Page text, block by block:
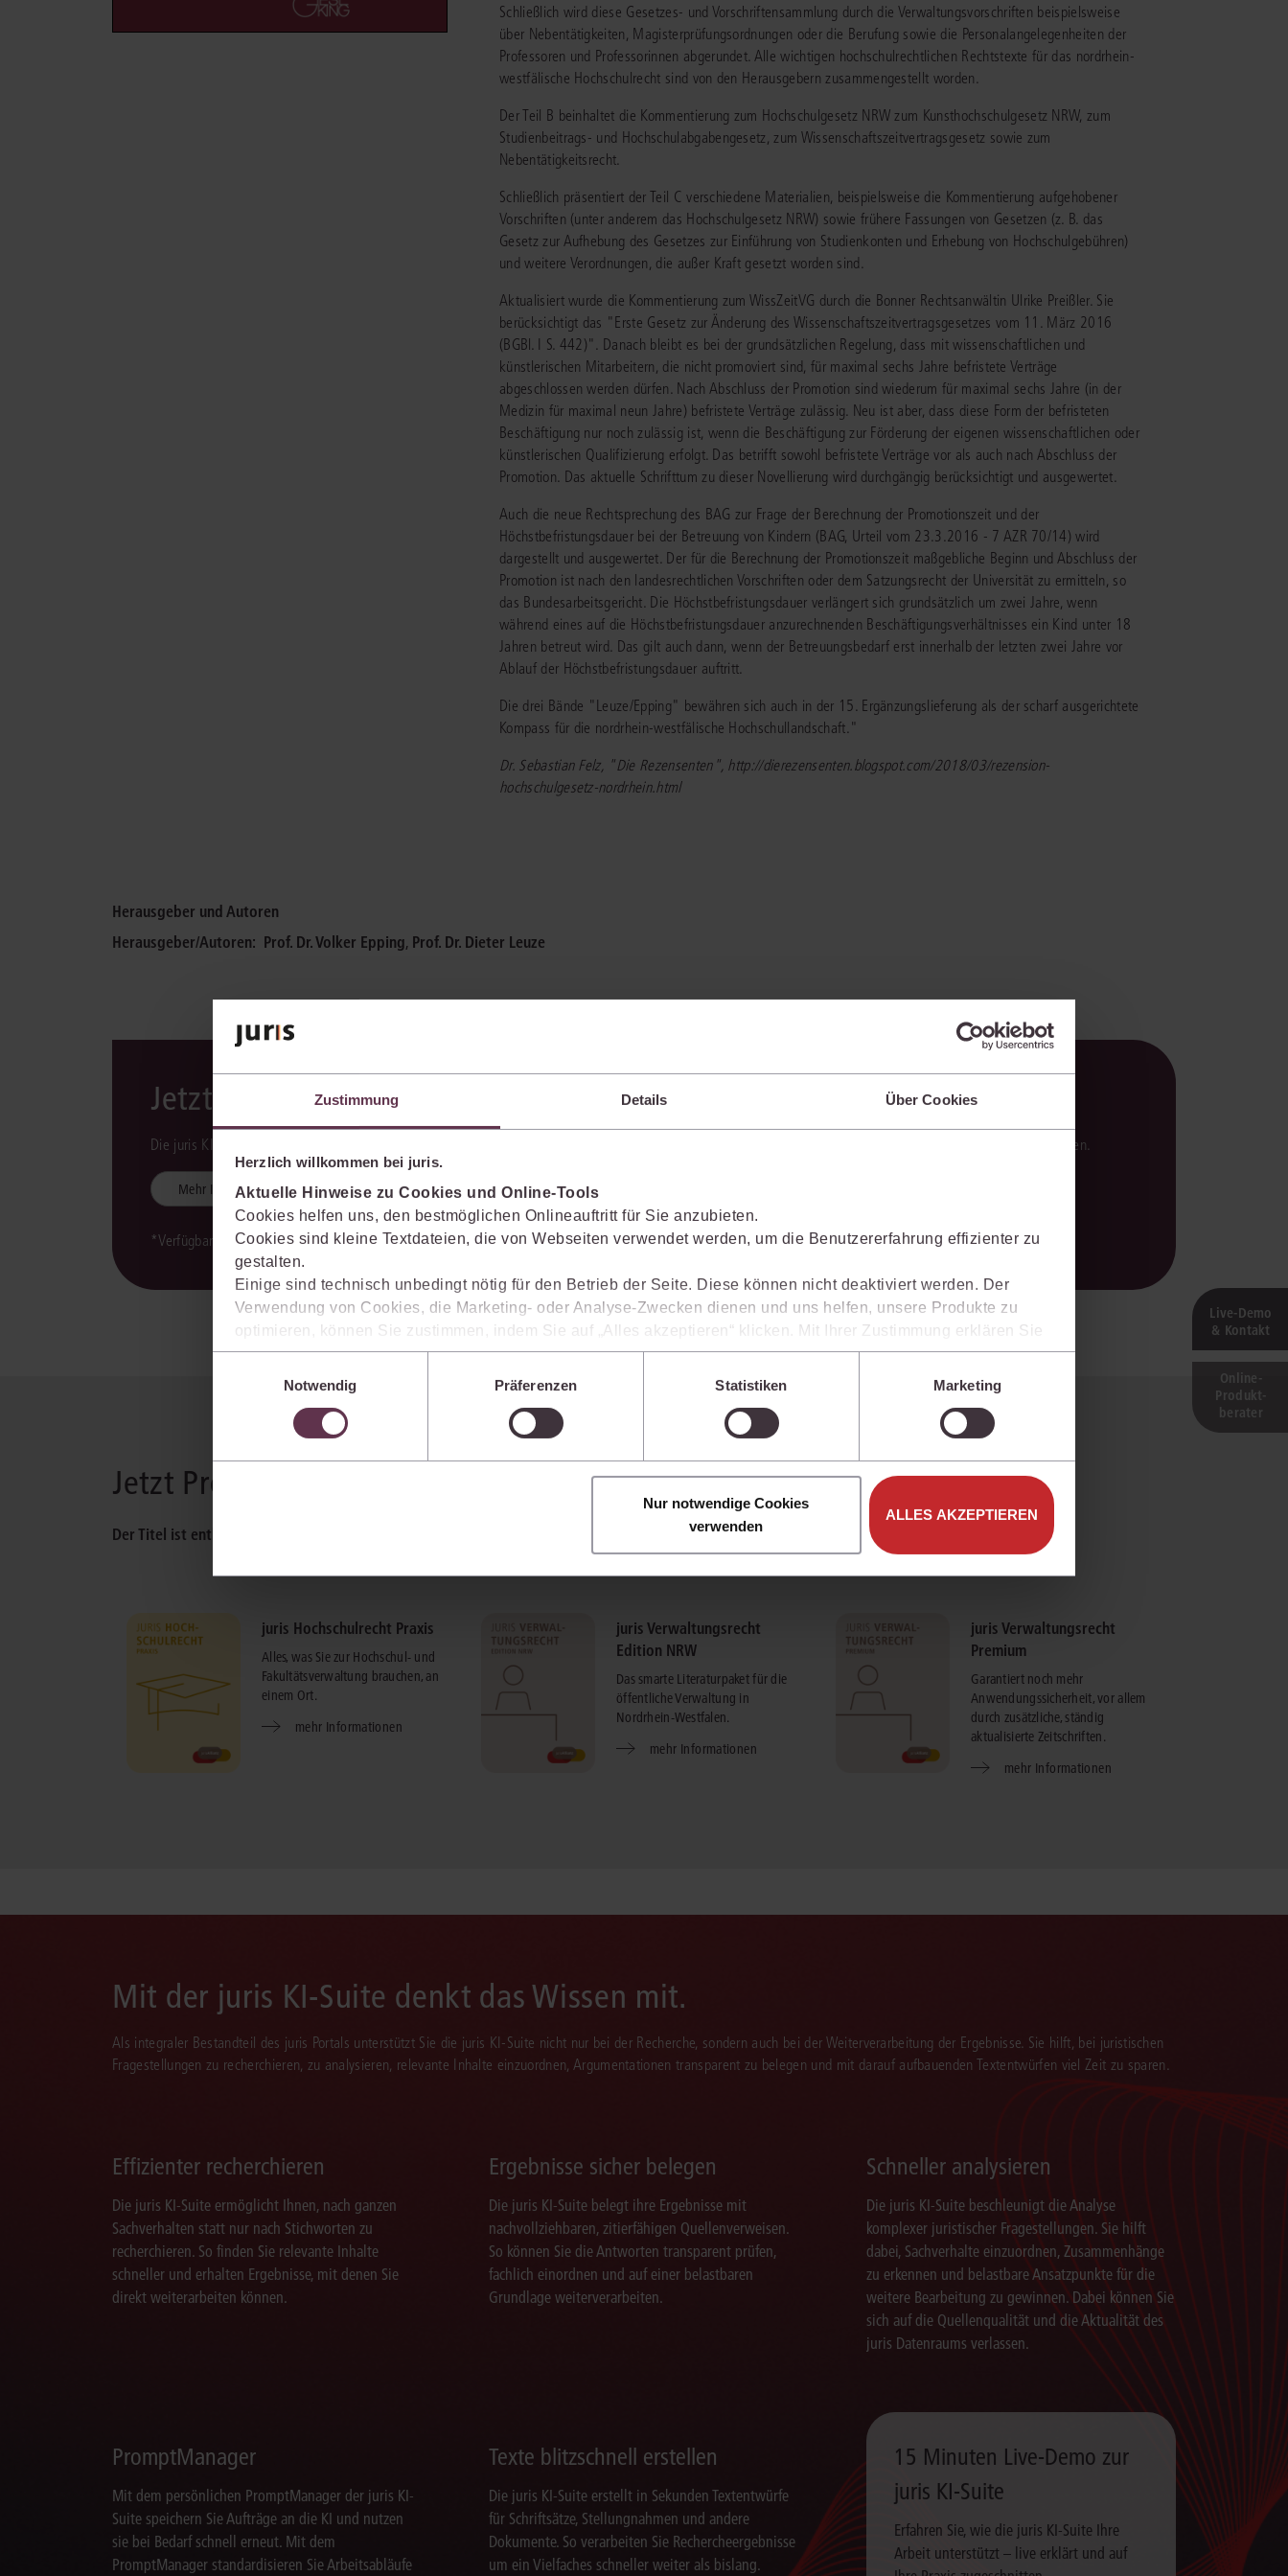
Zustimmung Details Über Cookies
Herzlich willkommen bei juris.
Aktuelle Hinweise zu Cookies und Online-Tools
Cookies helfen uns, den bestmöglichen Onlineauftritt für Sie anzubieten.
Cookies sind kleine Textdateien, die von Webseiten verwendet werden, um die Benutzererfahrung effizienter zu
gestalten.
Einige sind technisch unbedingt nötig für den Betrieb der Seite. Diese können nicht deaktiviert werden. Der
Verwendung von Cookies, die Marketing- oder Analyse-Zwecken dienen und uns helfen, unsere Produkte zu
optimieren, können Sie zustimmen, indem Sie auf „Alles akzeptieren“ klicken. Mit Ihrer Zustimmung erklären Sie
sich auch damit einverstanden, dass die mittels der Cookies erhobenen Daten möglicherweise in Drittländer (z.B.
die USA) übermittelt werden, die ein niedrigeres Datenschutzniveau als die EU aufweisen.
im Cookiebanner sowie in unseren
Hinweisen zum Datenschutz
Notwendig
Präferenzen Statistiken Marketing
Nur notwendige Cookies
verwenden
ALLES AKZEPTIEREN
Kanzleimanagement
Medizinrecht
Miet- und Wohneigentumsrecht
Immaterialgüterrecht
Zivil- und Zivilprozessrecht
Schließlich wird diese Gesetzes- und Vorschriftensammlung durch die Verwaltungsvorschriften beispielsweise
über Nebentätigkeiten, Magisterprüfungsordnungen oder die Berufung sowie die Personalangelegenheiten der
Professoren und Professorinnen abgerundet. Alle wichtigen hochschulrechtlichen Rechtstexte für das nordrhein-
westfälische Hochschulrecht sind von den Herausgebern zusammengestellt worden.
Der Teil B beinhaltet die Kommentierung zum Hochschulgesetz NRW zum Kunsthochschulgesetz NRW, zum
Studienbeitrags- und Hochschulabgabengesetz, zum Wissenschaftszeitvertragsgesetz sowie zum
Nebentätigkeitsrecht.
Schließlich präsentiert der Teil C verschiedene Materialien, beispielsweise die Kommentierung aufgehobener
Vorschriften (unter anderem das Hochschulgesetz NRW) sowie frühere Fassungen von Gesetzen (z. B. das
Gesetz zur Aufhebung des Gesetzes zur Einführung von Studienkonten und Erhebung von Hochschulgebühren)
und weitere Verordnungen, die außer Kraft gesetzt worden sind.
Aktualisiert wurde die Kommentierung zum WissZeitVG durch die Bonner Rechtsanwältin Ulrike Preißler. Sie
berücksichtigt das "Erste Gesetz zur Änderung des Wissenschaftszeitvertragsgesetzes vom 11. März 2016
(BGBl. I S. 442)". Danach bleibt es bei der grundsätzlichen Regelung, dass mit wissenschaftlichen und
künstlerischen Mitarbeitern, die nicht promoviert sind, für maximal sechs Jahre befristete Verträge
abgeschlossen werden dürfen. Nach Abschluss der Promotion sind wiederum für maximal sechs Jahre (in der
Medizin für maximal neun Jahre) befristete Verträge zulässig. Neu ist aber, dass diese Form der befristeten
Beschäftigung nur noch zulässig ist, wenn die Beschäftigung zur Förderung der eigenen wissenschaftlichen oder
künstlerischen Qualifizierung erfolgt. Das betrifft sowohl befristete Verträge vor als auch nach Abschluss der
Promotion. Das aktuelle Schrifttum zu dieser Novellierung wird durchgängig berücksichtigt und ausgewertet.
Auch die neue Rechtsprechung des BAG zur Frage der Berechnung der Promotionszeit und der
Höchstbefristungsdauer bei der Betreuung von Kindern (BAG, Urteil vom 23.3.2016 - 7 AZR 70/14) wird
dargestellt und ausgewertet. Der für die Berechnung der Promotionszeit maßgebliche Beginn und Abschluss der
Promotion ist nach den landesrechtlichen Vorschriften oder dem Satzungsrecht der Universität zu ermitteln, so
das Bundesarbeitsgericht. Die Höchstbefristungsdauer verlängert sich grundsätzlich um zwei Jahre, wenn
während eines auf die Höchstbefristungsdauer anzurechnenden Beschäftigungsverhältnisses ein Kind unter 18
Jahren betreut wird. Das gilt auch dann, wenn der Betreuungsbedarf erst innerhalb der letzten zwei Jahre vor
Ablauf der Höchstbefristungsdauer auftritt.
Die drei Bände "Leuze/Epping" bewähren sich auch in der 15. Ergänzungslieferung als der scharf ausgerichtete
Kompass für die nordrhein-westfälische Hochschullandschaft."
Dr. Sebastian Felz, "Die Rezensenten", http://dierezensenten.blogspot.com/2018/03/rezension-
hochschulgesetz-nordrhein.html
Herausgeber und Autoren
Herausgeber/Autoren: Prof. Dr. Volker Epping, Prof. Dr. Dieter Leuze
Jetzt mit KI-Unterstützung*
Die juris KI-Suite ist integraler Bestandteil des juris Portals. Profitieren Sie von einer noch schnelleren Recherche, effizienten Analysen und verlässlichen Ergebnissen.
Mehr Informationen
*Verfügbarkeit der juris KI-Suite kann variieren. Separates Angebot erforderlich.
Jetzt Produkt wählen
Der Titel ist enthalten in:
juris Hochschulrecht Praxis
Alles, was Sie zur Hochschul- und
Fakultätsverwaltung brauchen, an
einem Ort.
mehr Informationen
juris Verwaltungsrecht
Edition NRW
Das smarte Literaturpaket für die
öffentliche Verwaltung in
Nordrhein-Westfalen.
mehr Informationen
juris Verwaltungsrecht
Premium
Garantiert noch mehr
Anwendungssicherheit, vor allem
durch zusätzliche, ständig
aktualisierte Zeitschriften.
mehr Informationen
Mit der juris KI-Suite denkt das Wissen mit.
Als integraler Bestandteil des juris Portals unterstützt Sie die juris KI-Suite nicht nur bei der Recherche, sondern auch bei der Weiterverarbeitung der Ergebnisse. Sie hilft, bei juristischen
Fragestellungen zu recherchieren, zu analysieren, relevante Inhalte einzuordnen, Argumentationen transparent zu belegen und mit darauf aufbauenden Textentwürfen viel Zeit zu sparen.
Effizienter recherchieren
Die juris KI-Suite ermöglicht Ihnen, nach ganzen
Sachverhalten statt nur nach Stichworten zu
recherchieren. So finden Sie relevante Inhalte
schneller und erhalten Ergebnisse, mit denen Sie
direkt weiterarbeiten können.
Ergebnisse sicher belegen
Die juris KI-Suite belegt ihre Ergebnisse mit
nachvollziehbaren, zitierfähigen Quellenverweisen.
So können Sie die Antworten transparent prüfen,
fachlich einordnen und auf einer belastbaren
Grundlage weiterverarbeiten.
Schneller analysieren
Die juris KI-Suite beschleunigt die Analyse
komplexer juristischer Fragestellungen. Sie hilft
dabei, Sachverhalte einzuordnen, Zusammenhänge
zu erkennen und belastbare Ansatzpunkte für die
weitere Bearbeitung zu gewinnen. Dabei können Sie
sich auf die Quellenqualität und die Aktualität des
juris Datenraums verlassen.
PromptManager
Mit dem persönlichen PromptManager der juris KI-
Suite speichern Sie Aufträge an die KI und nutzen
sie bei Bedarf schnell erneut. Mit dem
PromptManager standardisieren Sie Arbeitsabläufe
Texte blitzschnell erstellen
Die juris KI-Suite erstellt in Sekunden Textentwürfe
für Schriftsätze, Stellungnahmen und andere
Dokumente. So verarbeiten Sie Rechercheergebnisse
um ein Vielfaches schneller weiter als bislang.
15 Minuten Live-Demo zur
juris KI-Suite
Erfahren Sie, wie die juris KI-Suite Ihre
Arbeit unterstützt – live erklärt und auf
Live‑Demo
& Kontakt
Online-
Produkt­
berater